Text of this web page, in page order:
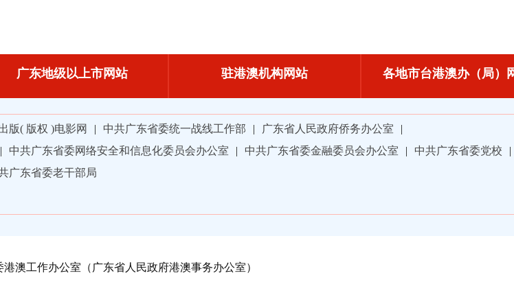
广东地级以上市网站 驻港澳机构网站 各地市台港澳办（局）
版( 版权 )电影网 | 中共广东省委统一战线工作部 | 广东省人民政府侨务办公室
|
| 中共广东省委网络安全和信息化委员会办公室 | 中共广东省委金融委员会办公室 | 中共广东省委党校
|
广东省委老干部局
澳工作办公室（广东省人民政府港澳事务办公室）